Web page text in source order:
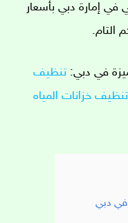
في إمارة دبي بأسعار
التام.
في دبي: تنظيف
تنظيف خزانات المياه
في دبي